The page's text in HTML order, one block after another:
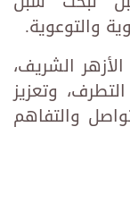
والتوعوية.
الشريف،
وتعزيز
والتفاهم